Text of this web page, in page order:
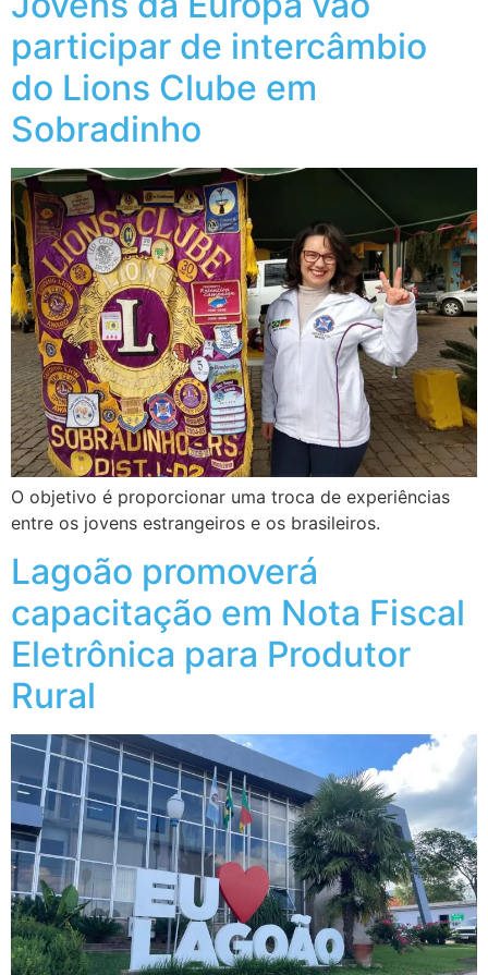
participar de intercâmbio
do Lions Clube em
Sobradinho
O objetivo é proporcionar uma troca de experiências
entre os jovens estrangeiros e os brasileiros.
Lagoão promoverá
capacitação em Nota Fiscal
Eletrônica para Produtor
Rural